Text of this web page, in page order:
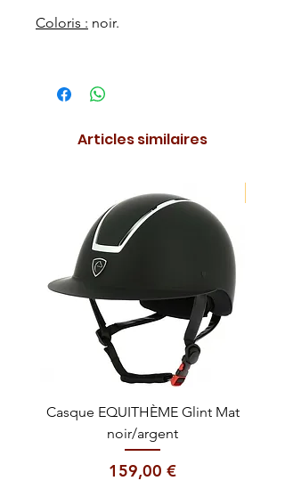
Coloris : noir.
Articles similaires
Casque EQUITHÈME Glint Mat
noir/argent
Prix
159,00 €